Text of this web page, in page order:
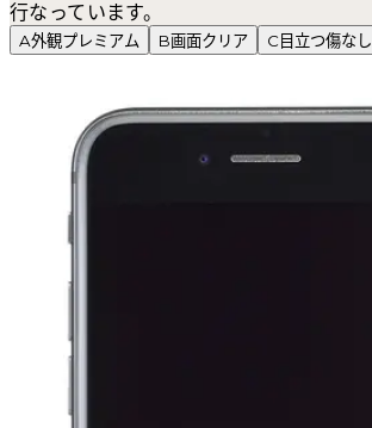
行なっています。
A外観プレミアム B画面クリア C 目立つ傷なし